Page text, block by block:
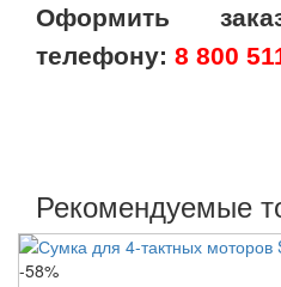
Оформить
телефону: 8 800
Рекомендуемые
-58%